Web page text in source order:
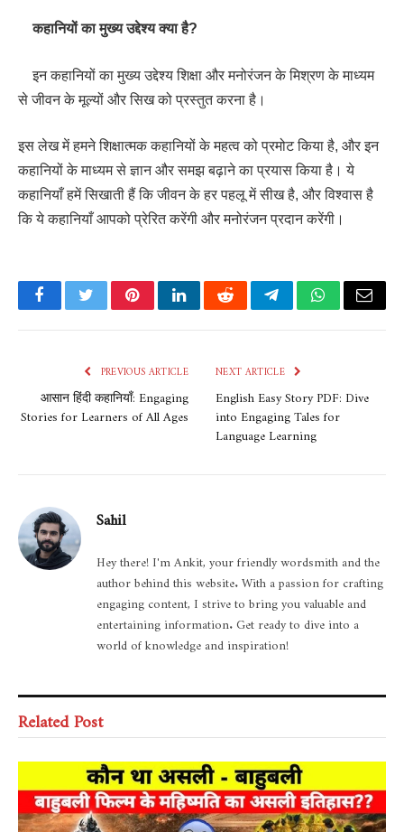
कहानियों का मुख्य उद्देश्य क्या है?
इन कहानियों का मुख्य उद्देश्य शिक्षा और मनोरंजन के मिश्रण के माध्यम
से जीवन के मूल्यों और सिख को प्रस्तुत करना है।
इस लेख में हमने शिक्षात्मक कहानियों के महत्व को प्रमोट किया है, और इन
कहानियों के माध्यम से ज्ञान और समझ बढ़ाने का प्रयास किया है। ये
कहानियाँ हमें सिखाती हैं कि जीवन के हर पहलू में सीख है, और विश्वास है
कि ये कहानियाँ आपको प्रेरित करेंगी और मनोरंजन प्रदान करेंगी।
FacebookTwitterPinterestLinkedInRedditTelegramWhatsApp
Email
PREVIOUS ARTICLE
आसान हिंदी कहानियाँ: Engaging
Stories for Learners of All Ages
NEXT ARTICLE
English Easy Story PDF: Dive
into Engaging Tales for
Language Learning
Sahil
Hey there! I'm Ankit, your friendly wordsmith and the
author behind this website. With a passion for crafting
engaging content, I strive to bring you valuable and
entertaining information. Get ready to dive into a
world of knowledge and inspiration!
Related Post